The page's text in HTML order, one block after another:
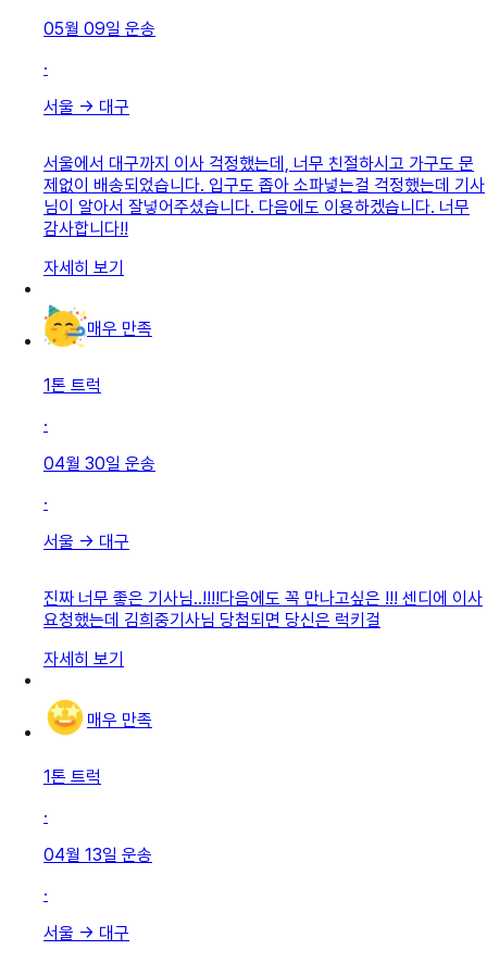
05월 09일 운송
·
서울 → 대구
서울에서 대구까지 이사 걱정했는데, 너무 친절하시고 가구도 문
제없이 배송되었습니다. 입구도 좁아 소파넣는걸 걱정했는데 기사
님이 알아서 잘넣어주셨습니다. 다음에도 이용하겠습니다. 너무
감사합니다!!
자세히 보기
매우 만족
1톤 트럭
·
04월 30일 운송
·
서울 → 대구
진짜 너무 좋은 기사님..!!!!다음에도 꼭 만나고싶은 !!! 센디에 이사
요청했는데 김희중기사님 당첨되면 당신은 럭키걸
자세히 보기
매우 만족
1톤 트럭
·
04월 13일 운송
·
서울 → 대구